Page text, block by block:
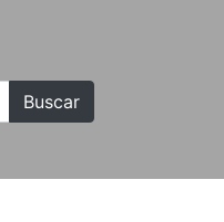
Buscar